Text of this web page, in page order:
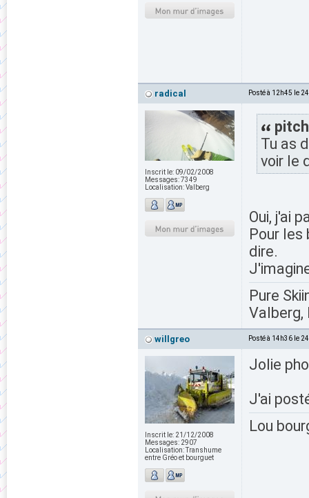
radical Posté à 12h45 le
Inscrit le: 09/02/2008
Messages:7349
Localisation:Valberg
Tu as
voir le
Oui, j'ai
Pour les
dire.
Pure
Valberg,
willgreo Posté à 14h36 le
Inscrit le: 21/12/2008
Messages: 2907
Localisation:Transhume
entre Gréo et bourguet
Jolie
J'ai
Lou